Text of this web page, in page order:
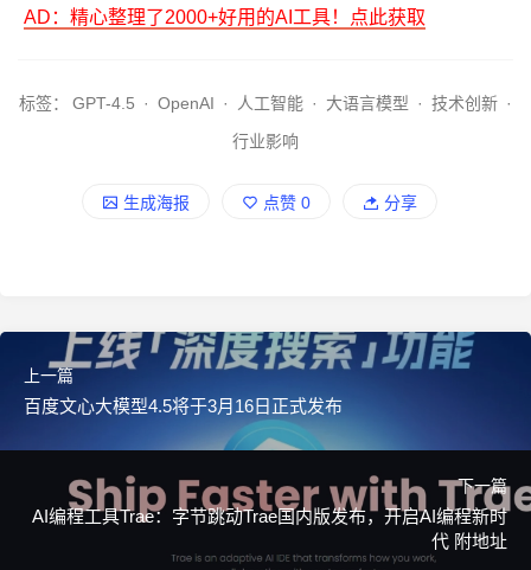
AD：精心整理了2000+好用的AI工具！点此获取
标签： GPT-4.5 · OpenAI · 人工智能 · 大语言模型 · 技术创新 ·
行业影响
生成海报 点赞 0 分享
上一篇
百度文心大模型4.5将于3月16日正式发布
下一篇
AI编程工具Trae：字节跳动Trae国内版发布，开启AI编程新时
代 附地址